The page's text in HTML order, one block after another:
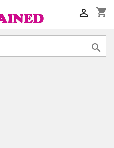
shopping_cart

